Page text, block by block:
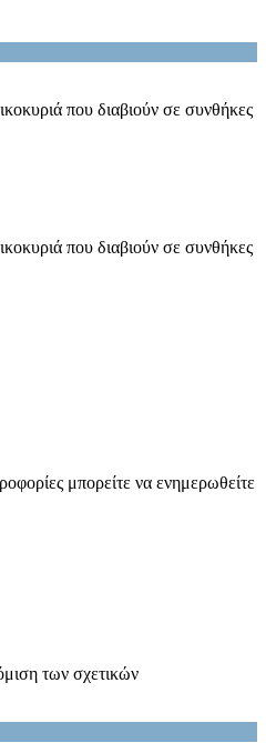
που διαβιούν σε συνθήκες
που διαβιούν σε συνθήκες
μπορείτε να ενημερωθείτε
των σχετικών